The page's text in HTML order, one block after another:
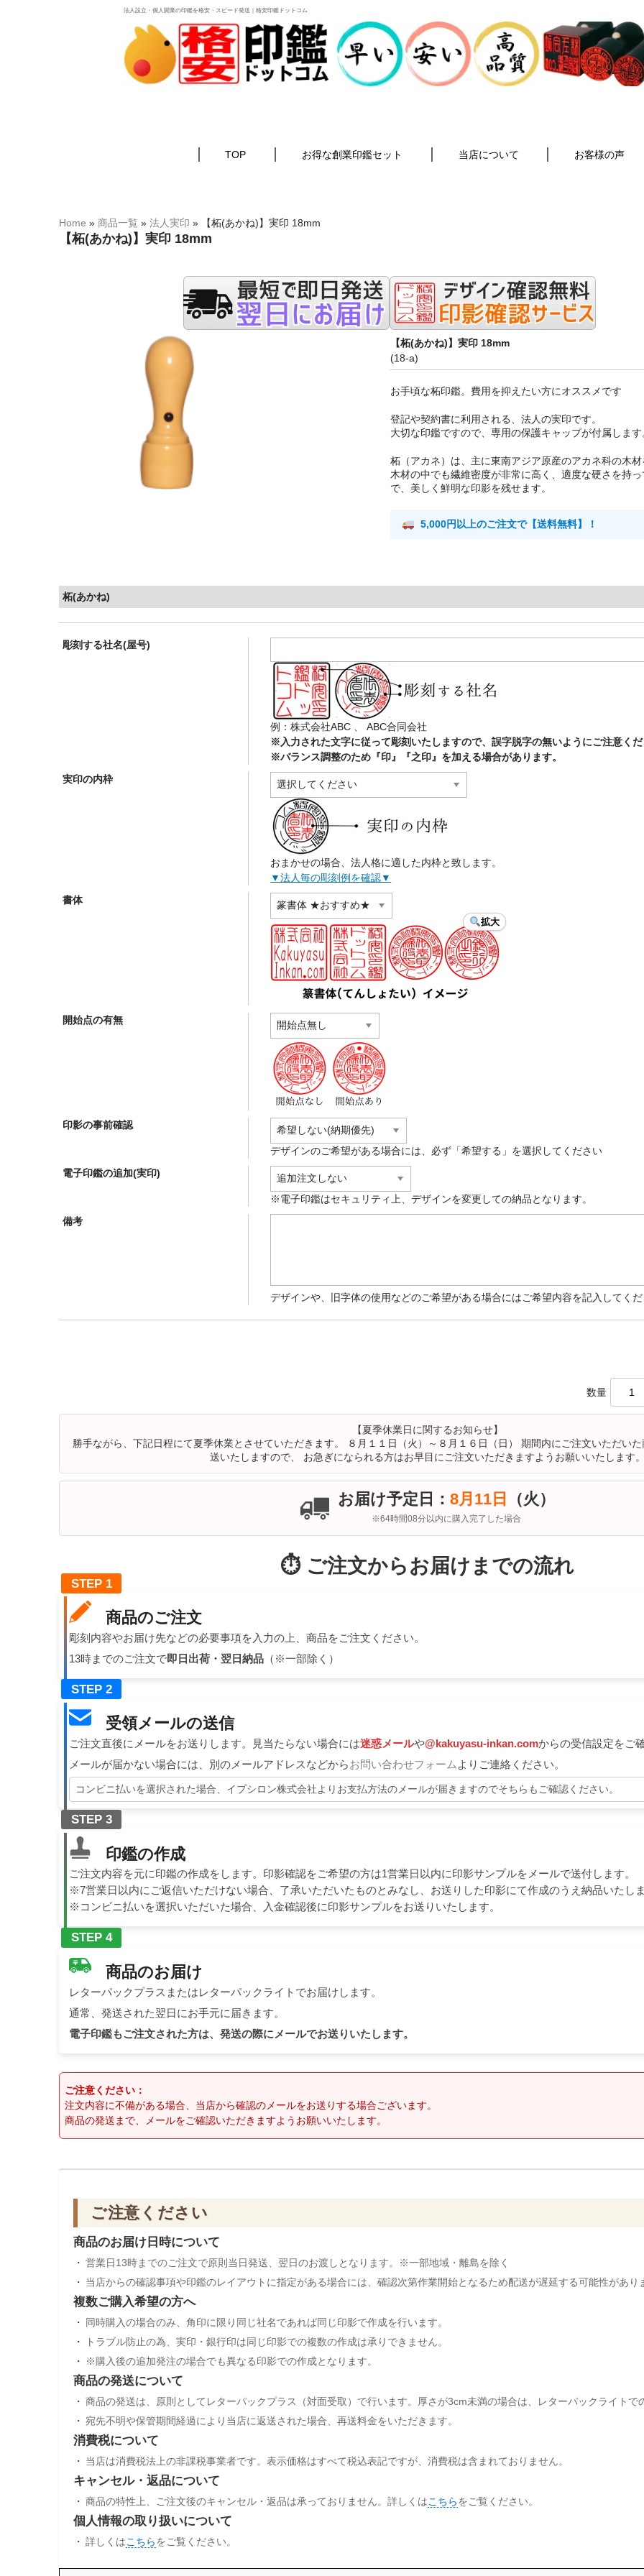
法人設立・個人開業の印鑑を格安・スピード発送｜格安印鑑ドットコム
TOP お得な創業印鑑セット 当店について お客様の声
Home » 商品一覧 » 法人実印 » 【柘(あかね)】実印 18mm
【柘(あかね)】実印 18mm
【柘(あかね)】実印 18mm
(18-a)
お手頃な柘印鑑。費用を抑えたい方にオススメです
登記や契約書に利用される、法人の実印です。
大切な印鑑ですので、専用の保護キャップが付属します
柘（アカネ）は、主に東南アジア原産のアカネ科の木
木材の中でも繊維密度が非常に高く、適度な硬さを持
で、美しく鮮明な印影を残せます。
5,000円以上のご注文で【送料無料】！
柘(あかね)
彫刻する社名(屋号)
例：株式会社ABC 、 ABC合同会社
※入力された文字に従って彫刻いたしますので、誤字脱字の無いようにご注意く
※バランス調整のため『印』『之印』を加える場合があります。
実印の内枠
おまかせの場合、法人格に適した内枠と致します。
▼法人毎の彫刻例を確認▼
書体
拡大
開始点の有無
印影の事前確認
デザインのご希望がある場合には、必ず「希望する」を選択してください
電子印鑑の追加(実印)
※電子印鑑はセキュリティ上、デザインを変更しての納品となります。
備考
デザインや、旧字体の使用などのご希望がある場合にはご希望内容を記入してく
数量
【夏季休業日に関するお知らせ】
勝手ながら、下記日程にて夏季休業とさせていただきます。 ８月１１日（火）～８月１６日（日） 期間内にご注文いただい
送いたしますので、 お急ぎになられる方はお早目にご注文いただきますようお願いいたします
お届け予定日： 8月11日 （火）
※64時間08分以内に購入完了した場合
⏱ ご注文からお届けまでの流れ
STEP 1
商品のご注文
彫刻内容やお届け先などの必要事項を入力の上、商品をご注文ください。
13時までのご注文で即日出荷・翌日納品（※一部除く）
STEP 2
受領メールの送信
ご注文直後にメールをお送りします。見当たらない場合には迷惑メールや@kakuyasu-inkan.comからの受信設定をご
メールが届かない場合には、別のメールアドレスなどからお問い合わせフォーム よりご連絡ください。
コンビニ払いを選択された場合、イプシロン株式会社よりお支払方法のメールが届きますのでそちらもご確認ください。
STEP 3
印鑑の作成
ご注文内容を元に印鑑の作成をします。印影確認をご希望の方は1営業日以内に印影サンプルをメールで送付します。
※7営業日以内にご返信いただけない場合、了承いただいたものとみなし、お送りした印影にて作成のうえ納品いたし
※コンビニ払いを選択いただいた場合、入金確認後に印影サンプルをお送りいたします。
STEP 4
商品のお届け
レターパックプラスまたはレターパックライトでお届けします。
通常、発送された翌日にお手元に届きます。
電子印鑑もご注文された方は、発送の際にメールでお送りいたします。
ご注意ください：
注文内容に不備がある場合、当店から確認のメールをお送りする場合ございます。
商品の発送まで、メールをご確認いただきますようお願いいたします。
ご注意ください
商品のお届け日時について
営業日13時までのご注文で原則当日発送、翌日のお渡しとなります。※一部地域・離島を除く
当店からの確認事項や印鑑のレイアウトに指定がある場合には、確認次第作業開始となるため配送が遅延する可能性があり
複数ご購入希望の方へ
同時購入の場合のみ、角印に限り同じ社名であれば同じ印影で作成を行います。
トラブル防止の為、実印・銀行印は同じ印影での複数の作成は承りできません。
※購入後の追加発注の場合でも異なる印影での作成となります。
商品の発送について
商品の発送は、原則としてレターパックプラス（対面受取）で行います。厚さが3cm未満の場合は、レターパックライトで
宛先不明や保管期間経過により当店に返送された場合、再送料金をいただきます。
消費税について
当店は消費税法上の非課税事業者です。表示価格はすべて税込表記ですが、消費税は含まれておりません。
キャンセル・返品について
商品の特性上、ご注文後のキャンセル・返品は承っておりません。詳しくはこちらをご覧ください。
個人情報の取り扱いについて
詳しくはこちらをご覧ください。